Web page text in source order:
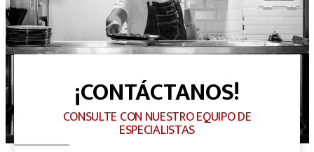
¡CONTÁCTANOS!
CONSULTE CON NUESTRO EQUIPO DE
ESPECIALISTAS